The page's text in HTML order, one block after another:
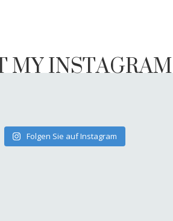
MY INSTAGRAM
Folgen Sie auf Instagram